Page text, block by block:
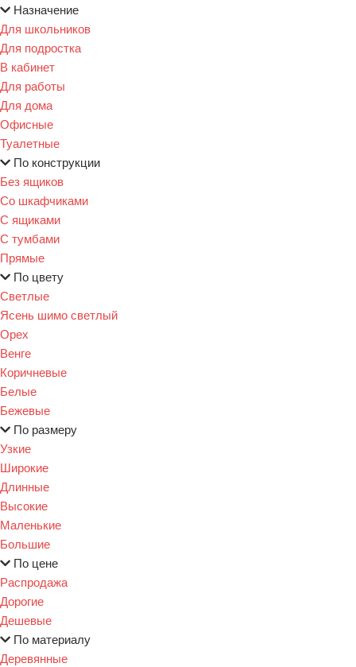
Назначение
Для школьников
Для подростка
В кабинет
Для работы
Для дома
Офисные
Туалетные
По конструкции
Без ящиков
Со шкафчиками
С ящиками
С тумбами
Прямые
По цвету
Светлые
Ясень шимо светлый
Орех
Венге
Коричневые
Белые
Бежевые
По размеру
Узкие
Широкие
Длинные
Высокие
Маленькие
Большие
По цене
Распродажа
Дорогие
Дешевые
По материалу
Деревянные